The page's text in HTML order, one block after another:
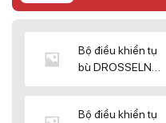
Bộ điều khiển tụ
bù DROSSELN
Bộ điều khiển tụ